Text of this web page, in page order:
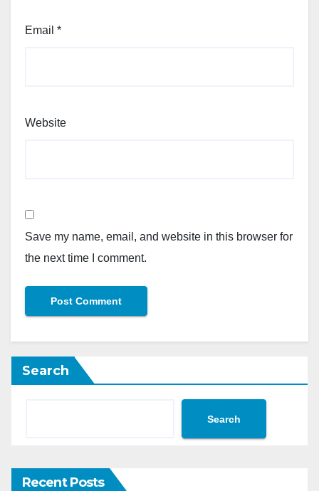
Email *
Website
Save my name, email, and website in this browser for
the next time I comment.
Search
Search
Recent Posts